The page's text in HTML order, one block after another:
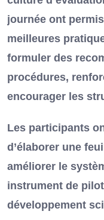
journée ont
meilleures
formuler des
procédures,
encourager les
Les participants
d’élaborer une
améliorer le
instrument de
développement